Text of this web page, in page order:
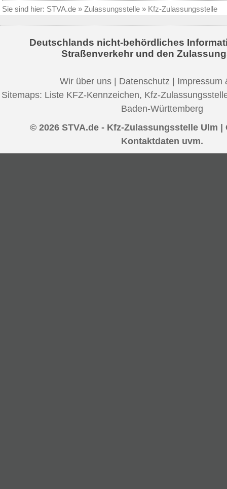
Sie sind hier: STVA.de » Zulassungsstelle » Kfz-Zulassungsstelle
Deutschlands nicht-behördliches
Straßenverkehr und den
Wir über uns | Datenschutz | Impressum
Sitemaps: Liste KFZ-Kennzeichen, Kfz-
Baden-Württemberg
© 2026 STVA.de - Kfz-Zulassungsstelle Ulm
Kontaktdaten uvm.